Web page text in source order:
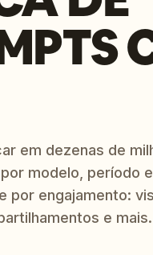
em dezenas de
modelo, período
por engajamento:
e mais.